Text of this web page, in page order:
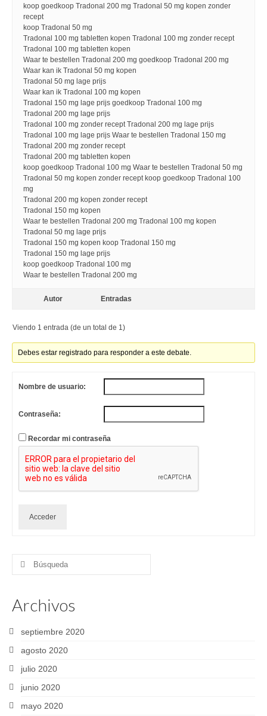
koop goedkoop Tradonal 200 mg Tradonal 50 mg kopen zonder
recept
koop Tradonal 50 mg
Tradonal 100 mg tabletten kopen Tradonal 100 mg zonder recept
Tradonal 100 mg tabletten kopen
Waar te bestellen Tradonal 200 mg goedkoop Tradonal 200 mg
Waar kan ik Tradonal 50 mg kopen
Tradonal 50 mg lage prijs
Waar kan ik Tradonal 100 mg kopen
Tradonal 150 mg lage prijs goedkoop Tradonal 100 mg
Tradonal 200 mg lage prijs
Tradonal 100 mg zonder recept Tradonal 200 mg lage prijs
Tradonal 100 mg lage prijs Waar te bestellen Tradonal 150 mg
Tradonal 200 mg zonder recept
Tradonal 200 mg tabletten kopen
koop goedkoop Tradonal 100 mg Waar te bestellen Tradonal 50 mg
Tradonal 50 mg kopen zonder recept koop goedkoop Tradonal 100
mg
Tradonal 200 mg kopen zonder recept
Tradonal 150 mg kopen
Waar te bestellen Tradonal 200 mg Tradonal 100 mg kopen
Tradonal 50 mg lage prijs
Tradonal 150 mg kopen koop Tradonal 150 mg
Tradonal 150 mg lage prijs
koop goedkoop Tradonal 100 mg
Waar te bestellen Tradonal 200 mg
Autor Entradas
Viendo 1 entrada (de un total de 1)
Debes estar registrado para responder a este debate.
Nombre de usuario:
Contraseña:
Recordar mi contraseña
Acceder
Buscar
Archivos
septiembre 2020
agosto 2020
julio 2020
junio 2020
mayo 2020